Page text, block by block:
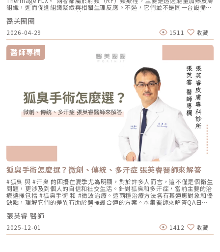
外線較為敏感，建議使用足夠防曬係數（如 SPF30–50 以上），並搭配帽
子、陽傘等物理性防曬，以降低色素沉澱的風險。3. 避免刺激性保養於恢復
期間內，應暫停使用酸類（如果酸、水楊酸）、A醇、去角質及高刺激性美
白產品。實際恢復時間會依療程種類與個人膚況不同，建議依照醫師指示逐
步恢復日常保養。毛孔粗大常見問題Q&A Q1：做完醫美，毛孔就可以「完
全消失」嗎？ 這是不切實際的期望喔！毛孔是皮膚正常的生理結構，不可
能完全消失不見。醫美療程的目標是讓變大、變形毛孔「縮小、變淺」，讓
肌膚在視覺上達到平滑、細緻的效果，也就是俗稱的「水煮蛋肌」狀態。
Q2：打雷射縮毛孔，皮膚會不會越打越薄？ 正確的雷射治療不但不會讓皮
膚變薄，反而會因為刺激真皮層膠原蛋白新生，讓肌膚變得更厚實、更有彈
性！但前提是「間隔時間要充足」且「能量掌控得當」，過度頻繁的施打才
有可能破壞皮膚屏障。Q3：改善毛孔粗大，通常需要打幾次才有效？ 醫美
不是變魔術，通常需要一個「療程」的規劃。以皮秒雷射或微針電波為例，
通常會建議進行 3~5 次（每次間隔約 4~6 週）為一個完整療程。不過，多
數人在第 2 次治療後，就會感覺到上妝變得服貼、出油量減少的明顯變化
了。Q4：我是容易泛紅的敏感肌或酒糟肌，也能做醫美縮毛孔嗎？需經醫
師審慎評估。敏感肌或酒糟肌因皮膚屏障較脆弱，若在發炎尚未穩定的情況
下進行高能量雷射，可能增加泛紅加劇或刺激反應的風險。因此治療重點通
常會先放在「穩定膚況與降低發炎反應」，並依個別狀況調整可能的誘發因
素。待肌膚穩定後，再由醫師評估選擇較溫和的療程，例如微針類療程或能
量可精準控制的微針電波，以循序漸進方式改善毛孔粗大與膚質細緻度。
Q5：我平常有在擦酸類或A醇縮毛孔，做醫美前後需要停用嗎？建議暫停使
用，但實際時間需依療程種類與個人膚況調整。酸類（如果酸、水楊酸）與
A醇會促進角質代謝，可能在療程前後增加肌膚敏感度，使刺激反應（如泛
紅、乾燥）加劇，並提高色素沉澱的風險。一般常見建議為：療程前約3–7
天暫停使用，術後約1–2週再視肌膚修復狀況逐步恢復。但實際仍應依醫師
評估為準。在停用期間，建議以溫和清潔、加強保濕與修護（如玻尿酸、神
經醯胺等），並落實防曬措施，協助肌膚穩定修復。擺脫毛孔焦慮，找回平
滑自信肌對抗毛孔粗大是一場長期抗戰，它需要你改變不良的生活習慣、建
立正確的居家保養觀念，並適時借助醫美科技的強大力量來突破瓶頸。現在
的醫美技術已經能為各種膚況提供客製化的解決方案，如果不確定自己到底
是屬於哪一種毛孔類型，或者不知道該從哪一個療程下手，建議直接安排時
間到專業的醫美診所進行諮詢。透過醫師的專業評估，甚至搭配高階的肌膚
檢測儀器，才能為你規劃出最精準、最不走冤枉路的縮毛孔計畫！★溫馨提
膚需求： 曬斑、雀斑、老人斑、顴骨母斑 膚色暗沉不均，看起來不夠乾淨
做過除斑，但怕反黑、怕紅腫 希望治療後恢復期短、隔天能上班 膚質偏薄
或偏敏感，不敢嘗試侵略性太高的治療Reepot AI時光雷射的效果：一次能
改善什麼？以下為臨床上常見改善情況（效果因個人皮膚而異）： 斑點淡
化明顯 膚色提亮、均勻度提升 老人斑變淡、邊界變柔和 妝感變乾淨，妝更
貼更亮 肌膚質地有細緻感Reepot 術後恢復期與照護指南Reepot 最大優勢
之一就是修復期短。常見反應淡淡泛紅：1–3 天斑點結痂／色素加深：3–7
天代謝期：1–2 週術前事項1. 治療部位若有傷口、感染或過敏發炎需等肌膚
恢復後再施作。2. 有心律調節器、光敏感或慢性疾病者需由醫師評估安全
性。3. 孕婦、哺乳者與近期使用光敏藥物者不建議進行光電療程。4. 三個
月內做過深層換膚或磨皮者需與醫師確認治療時機。5. 術前請避免日曬並停
止酸類、去角質與刺激性保養品。這些都有助於減少反黑。術後照護1. 人工
皮需連續貼著約 14 天且不可自行撕除。2. 若人工皮翹起或濕潤可加貼更大
片人工皮加強固定。3. 術後兩週內避免三溫暖、蒸氣、劇烈流汗與飲酒。4.
請按時回診由專業人員移除人工皮並檢查膚況。5. 如出現紅腫、刺癢或滲出
應立即聯絡診所處理。6. 色素代謝期間避免使用磨砂、卸妝棉與去角質產
品。7. 修復期需加強保濕並確實做好防曬。Reepot 的優勢到底在哪？與傳
準 舒適度 熱感明顯，需敷麻 即時冷卻系統，可不需敷麻 反黑風險 較高 較
理多種斑點 療程次數 修復期 可能需多次，修復期較長 單次有感改善、修復
期更短 適合性 適合多數色斑但風險略高 適合希望快速、低風險改善的族群
Reepot AI時光雷射禁忌症以下情況在接受 Reepot 治療時需特別注意，需
由醫療人員審慎評估：1. 具有光敏感體質或正在使用感光藥物者若皮膚對光
線反應特別強烈，或正在使用會增加光敏性的藥物，治療後發生刺激或色素
反應的風險較高。2. 三個月內曾使用口服 A 酸A 酸會影響皮膚角質更新與
修復速度，使治療後的反應加劇，因此仿單建議需完全停藥至少三個月。3.
最近三到六個月內接受過填補注射包括玻尿酸、洢蓮絲、舒顏萃等填充劑，
為避免能量影響填充物穩定性，需由醫療人員評估治療時機。4. 三個月內接
受過磨皮或其他侵入性治療若表皮尚未完全恢復，過早進行雷射可能造成過
度刺激或延長恢復期。5. 懷孕與哺乳期間仿單中明確列為需避免的狀況，主
要基於安全性與荷爾蒙變動的不確定性雖然非侵入性，但仍建議暫緩治療。
肪厚度、骨架與皮膚狀況去規劃。打錯層次、能量過高或發數不合適，都可
能影響效果與安全性。電波、音波、傳統拉皮手術差異表 項目 電波拉提 音
波拉提 傳統拉皮手術 療程原理 使用RF射頻能量，透過熱能刺激膠原蛋白收
縮與新生 使用聚焦式超音波能量，將熱能聚焦到特定深度，刺激組織收縮
與膠原蛋白新生 透過外科手術方式，移除多餘皮膚，並重新拉提、固定鬆
弛組織 作用方向 偏向皮膚緊緻、細紋、膚質與鬆弛感改善 偏向深層支撐、
輪廓拉提、下顎線與嘴邊肉改善 偏向明顯鬆弛、下垂組織與多餘皮膚的結
構性改善 常見作用層次 真皮層、皮下組織，依儀器與能量設定不同 真皮
層、皮下組織、筋膜層等不同深度，依探頭與機型不同 皮膚、皮下組織、
SMAS筋膜層等，依手術方式不同 適合部位 臉部、眼周、下顎線、頸部、身
肉、下顎線模糊、臉部下垂感 改善明顯鬆弛、下垂與多餘皮膚，拉提幅度
通常較明顯 適合對象 皮膚開始鬆、細紋變多、毛孔或膚質變粗、想讓臉看
起來更緊緻的人 輪廓開始下垂、嘴邊肉明顯、下顎線不清楚、下半臉變重
型、能量與個人耐受度，可能不需麻醉或搭配舒緩方式 通常需要局部麻
上，依手術範圍與複雜度不同 修復期 多數人修復期短，可能有暫時泛紅、
長，可能有腫脹、瘀青、傷口照護與拆線需求 效果出現時間 部分人術後先
有緊實感，完整效果通常隨膠原蛋白新生逐漸出現 部分人術後有緊繃感，
拉提效果通常會在數週至數月逐漸明顯 術後消腫後逐漸看出效果，完整自
然度需等待恢復期 維持時間 約1年至1年半以上，依個人體質、老化速度與
保養而定 約1年至1年半以上，依個人體質、發數、能量與保養而定 通常可
維持數年，但仍會隨年齡與老化速度改變 優點 非侵入式、修復期短、膚質
與緊緻感改善自然 非侵入式、修復期短、對輪廓線與深層支撐較有針對性
拉提幅度通常較明顯，適合較嚴重鬆弛者 限制 對非常明顯的下垂或多餘皮
膚，改善幅度有限 對膚質、毛孔、細紋的改善不一定比電波明顯 需開刀、
強，要問哪個適合你很多人會問：「電波跟音波哪個效果比較好？」但這個
問題其實很容易問錯方向。因為電波和音波不是同一種東西，它們就像健身
組織，進而促進組織緊緻與相關生理反應。不過，它們並不是同一台設備，
也不只是名稱不同而已。 簡單來說： 鳳凰電波較常被用於輪廓緊緻與拉提
需求，屬於單極射頻應用的代表療程； 無雙電波則為結合單極與雙極射頻
的複合式電波療程，常被用於同時兼顧緊緻與膚質改善。 根據原廠資料，
Thermage 為非侵入式射頻療程，可應用於肌膚緊緻與平滑需求；而
DENSITY 則採用單極與雙極射頻能量，可作用於不同皮膚層次。 這也是為
什麼許多人在選擇療程時會產生疑問： 我需要的是「輪廓拉提」，還是
「膚質細緻」？ 我適合鳳凰電波，還是無雙電波？ 兩者是否可以搭配施
作？ 以下將用較好理解的方式，帶你一次釐清兩者差異。什麼是鳳凰電波
Thermage FLX？鳳凰電波的正式名稱是 Thermage FLX，為台灣索塔
SoltaTaiwan Limited旗下的射頻設備。根據台灣原廠資料，Thermage
FLX 採用單極電容耦合射頻技術。所謂「電容耦合」，簡單來說就是能量透
過皮膚表面傳導進入皮膚內部，無需破壞皮膚結構。它的特色是「單極電
波」。是能將熱能傳遞到較深層的皮膚組織，形成較廣泛的容積式加熱。一
般民眾常聽到的「電波拉提」、「緊緻輪廓」、「改善鬆弛」，多半就是從
這類療程概念延伸而來。由於屬於非侵入式，不需要手術或注射，且通常恢
復期較短；效果可能在療程後逐漸顯現，並隨著時間持續變化。鳳凰電波適
合施打族群鳳凰電波比較常被期待用在以下需求： 臉部鬆弛感 下顎線不清
楚 嘴邊肉或輪廓線變模糊 眼周細紋與鬆弛 身體局部肌膚鬆弛 常被作為年度
型保養選項之一不過要特別注意，任何非侵入式儀器療程都不是拉皮手術，
也不是填充療程。它比較適合用來改善輕度到中度鬆弛，若已經有明顯皮膚
下垂、脂肪位移或組織支撐不足，仍需要由專業醫師評估是否需搭配其他療
程。什麼是DENSITY RF無雙電波 ？無雙電波的英文名稱為 DENSITY，由
Jeisys Medical 推出。根據 DENSITY 官方資料，這套系統使用單極與雙極
高頻能量，可將能量傳遞到淺層與深層皮膚組織。它和傳統單一電波不同的
地方，在於它主打「單極 + 雙極」的複合式能量設計。單極偏向較深層作
用，雙極則偏向較表層、較集中，因此在療程定位上，無雙電波常被形容為
兼顧： 深層緊緻 淺層膚質 細紋改善 毛孔與光澤感 整體肌膚精緻度
DENSITY 採用 sequential monopolar + bipolar RF，也就是序列式單極
與雙極射頻能量，並搭配冷卻與即時阻抗校準等設計。無雙電波適合施打族
群無雙電波常被期待用在以下族群： 臉沒有嚴重鬆弛，但開始覺得輪廓不
夠緊 膚質變粗、毛孔變明顯 乾燥細紋、光澤感下降 想做電波，但怕疼痛感
太強 想要自然型、精緻型保養 希望同時處理緊緻與膚質所以如果說鳳凰電
波比較偏「輪廓拉提主力」，無雙電波就比較像「緊緻 + 膚質管理」的複合
醫美圈圈
2026-04-29 1511 收藏
醫師專欄
狐臭手術怎麼選？微創、傳統、多汗症 張英睿醫師來解答
#狐臭 與 #汗臭 的困擾在夏季尤為明顯，對於許多人而言，這不僅是個衛生
問題，更涉及到個人的自信和社交生活。針對狐臭和多汗症，當前主要的治
療選擇包括 #狐臭手術 和 #微波治療。這兩種治療方法各有其適應對象和優
缺點，理解它們的差異有助於選擇最合適的方案。本集醫師來解答QA日常
生活中該如何減少體味產生？重點摘要：00:00 開場00:05 微創旋轉刮刀狐
臭手術與傳統狐臭手術法之比較00:40 狐臭手術治療效果如何？01:55 狐臭
和多汗我都有，但我能使用狐臭手術嗎？02:33 狐臭治療建議幾歲開始做？
03:08 微波治療後汗水會跑到其他部位嗎？04:21 日常生活中該如何減少體
味產生？張英睿皮膚專科診所官網 : http://www.skinbook.com.tw/張英
張英睿 醫師
2025-12-01 1412 收藏